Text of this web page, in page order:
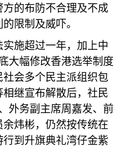
的布防不合理及不成
限制及威吓。
施超过一年，加上中
大幅修改香港选举制度
会多个民主派组织包
继宣布解散后，社民
外务副主席周嘉发、前
炜彬，仍然按传统在
到升旗典礼湾仔金紫